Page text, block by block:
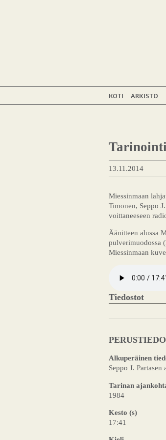
KOTI ARKISTO
13.11.2014
Miessinmaan
Timonen, Seppo
voittaneeseen
Äänitteen alussa
pulverimuodossa
Miessinmaan
Tiedostot
Alkuperäinen
Seppo J.
Tarinan
1984
Kesto (s)
17:41